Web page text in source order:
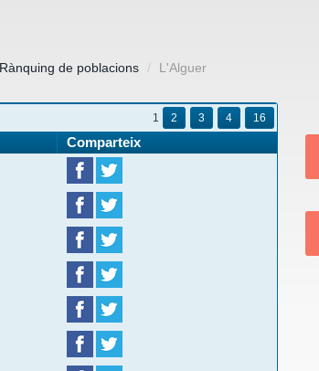
Rànquing de poblacions L'Alguer
1 2 3 4 16
Comparteix